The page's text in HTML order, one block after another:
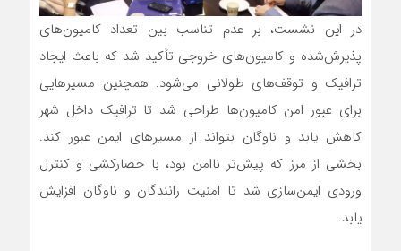
در این نشست، بر عدم تناسب بین تعداد کامیون‌های
پذیرش‌شده و کامیون‌های خروجی تأکید شد که باعث ایجاد
ترافیک و توقف‌های طولانی می‌شود. همچنین مسیرهایی
برای عبور امن کامیون‌ها طراحی شد تا ترافیک داخل شهر
کاهش یابد و ناوگان بتواند از مسیرهای ایمن عبور کند.
بخشی از مرز که پیش‌تر ناامن بود، با حصارکشی و کنترل
ورودی ایمن‌سازی شد تا امنیت رانندگان و ناوگان افزایش
یابد.